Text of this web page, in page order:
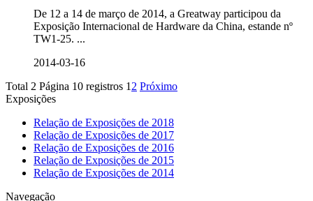
De 12 a 14 de março de 2014, a Greatway participou da
Exposição Internacional de Hardware da China, estande nº
TW1-25. ...
2014-03-16
Total 2 Página 10 registros 1 2 Próximo
Exposições
Relação de Exposições de 2018
Relação de Exposições de 2017
Relação de Exposições de 2016
Relação de Exposições de 2015
Relação de Exposições de 2014
Navegação